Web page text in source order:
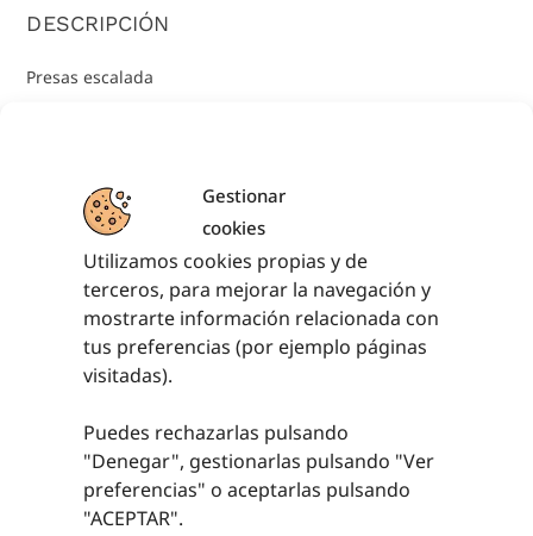
Gestionar
cookies
Utilizamos cookies propias y de
terceros, para mejorar la navegación y
mostrarte información relacionada con
tus preferencias (por ejemplo páginas
visitadas).
Puedes rechazarlas pulsando
"Denegar", gestionarlas pulsando "Ver
preferencias" o aceptarlas pulsando
"ACEPTAR".
DESCRIPCIÓN
Presas escalada
Para centros educativos y particulares
Fabricación nacional, con resinas
4 tamaños
Tamaños especiales consultar precios y características
TAMBIÉN TE RECOMENDAMOS…